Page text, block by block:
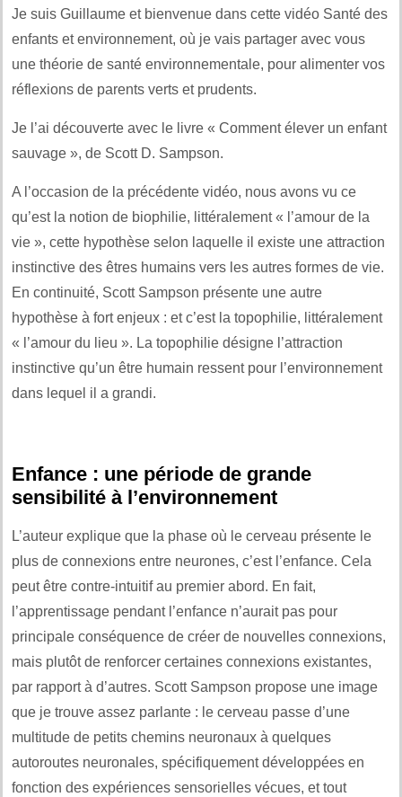
Je suis Guillaume et bienvenue dans cette vidéo Santé des
enfants et environnement, où je vais partager avec vous
une théorie de santé environnementale, pour alimenter vos
réflexions de parents verts et prudents.
Je l’ai découverte avec le livre « Comment élever un enfant
sauvage », de Scott D. Sampson.
A l’occasion de la précédente vidéo, nous avons vu ce
qu’est la notion de biophilie, littéralement « l’amour de la
vie », cette hypothèse selon laquelle il existe une attraction
instinctive des êtres humains vers les autres formes de vie.
En continuité, Scott Sampson présente une autre
hypothèse à fort enjeux : et c’est la topophilie, littéralement
« l’amour du lieu ». La topophilie désigne l’attraction
instinctive qu’un être humain ressent pour l’environnement
dans lequel il a grandi.
Enfance : une période de grande
sensibilité à l’environnement
L’auteur explique que la phase où le cerveau présente le
plus de connexions entre neurones, c’est l’enfance. Cela
peut être contre-intuitif au premier abord. En fait,
l’apprentissage pendant l’enfance n’aurait pas pour
principale conséquence de créer de nouvelles connexions,
mais plutôt de renforcer certaines connexions existantes,
par rapport à d’autres. Scott Sampson propose une image
que je trouve assez parlante : le cerveau passe d’une
multitude de petits chemins neuronaux à quelques
autoroutes neuronales, spécifiquement développées en
fonction des expériences sensorielles vécues, et tout